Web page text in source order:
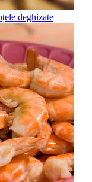
deghizate